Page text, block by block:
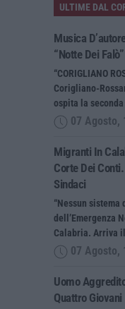
ULTIME DAL
Musica
“Notte Dei
“CORIGLIANO
Corigliano-
ospita la
07 Agosto,
Migranti In
Corte Dei
Sindaci
“Nessun
dell’Emergenza
Calabria. Arriva
07 Agosto,
Uomo
Quattro Giovani